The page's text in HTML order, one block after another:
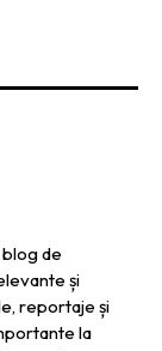
de
și
reportaje și
la